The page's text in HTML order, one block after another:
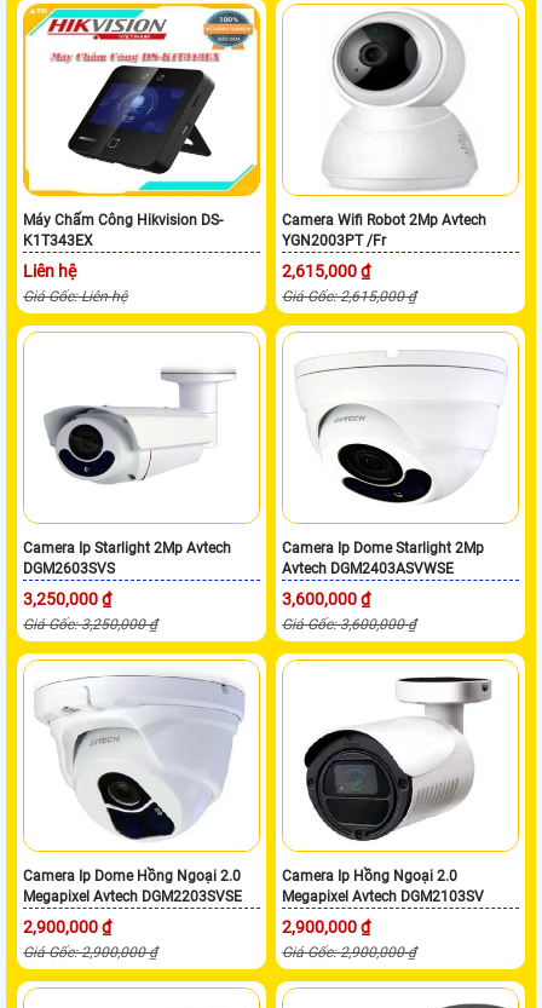
Máy Chấm Công Hikvision DS-
K1T343EX
Liên hệ
Giá Gốc: Liên hệ
Camera Wifi Robot 2Mp Avtech
YGN2003PT /Fr
2,615,000 ₫
Giá Gốc: 2,615,000 ₫
Camera Ip Starlight 2Mp Avtech
DGM2603SVS
3,250,000 ₫
Giá Gốc: 3,250,000 ₫
Camera Ip Dome Starlight 2Mp
Avtech DGM2403ASVWSE
3,600,000 ₫
Giá Gốc: 3,600,000 ₫
Camera Ip Dome Hồng Ngoại 2.0
Megapixel Avtech DGM2203SVSE
2,900,000 ₫
Giá Gốc: 2,900,000 ₫
Camera Ip Hồng Ngoại 2.0
Megapixel Avtech DGM2103SV
2,900,000 ₫
Giá Gốc: 2,900,000 ₫